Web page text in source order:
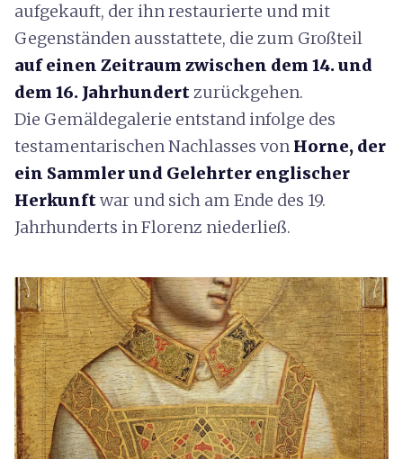
aufgekauft, der ihn restaurierte und mit
Gegenständen ausstattete, die zum Großteil
auf einen Zeitraum zwischen dem 14. und
dem 16. Jahrhundertzurückgehen.
Die Gemäldegalerie entstand infolge des
testamentarischen Nachlasses von Horne, der
ein Sammler und Gelehrter englischer
Herkunftwar und sich am Ende des 19.
Jahrhunderts in Florenz niederließ.